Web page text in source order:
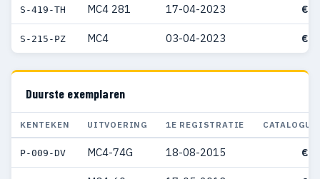
S-419-TH MC4 281 17-04-2023 €
S-215-PZ MC4 03-04-2023 €
Duurste exemplaren
KENTEKEN UITVOERING 1E REGISTRATIE
P-009-DV MC4-74G 18-08-2015 €